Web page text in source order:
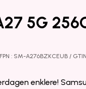
5G
: SM-A276BZKCEUB /
enklere!